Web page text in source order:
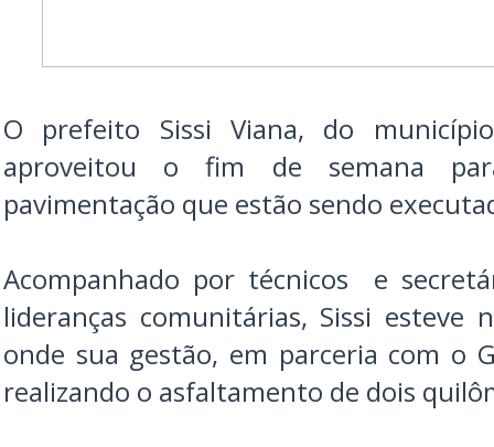
O prefeito Sissi Viana, do
aproveitou o fim de semana
pavimentação que estão sendo
Acompanhado por técnicos e
lideranças comunitárias, Sissi esteve
onde sua gestão, em parceria com o
realizando o asfaltamento de dois